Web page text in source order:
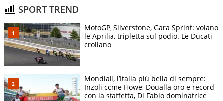
SPORT TREND
MotoGP, Silverstone, Gara Sprint: volano
le Aprilia, tripletta sul podio. Le Ducati
crollano
Mondiali, l’Italia più bella di sempre:
Inzoli come Howe, Doualla oro e record
con la staffetta, Di Fabio dominatrice